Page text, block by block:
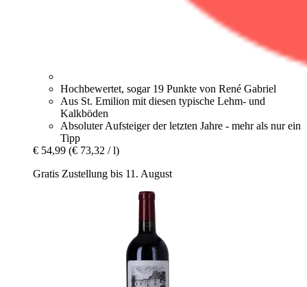
Hochbewertet, sogar 19 Punkte von René Gabriel
Aus St. Emilion mit diesen typische Lehm- und
Kalkböden
Absoluter Aufsteiger der letzten Jahre - mehr als nur ein
Tipp
€ 54,99 (€ 73,32 / l)
Gratis Zustellung bis 11. August